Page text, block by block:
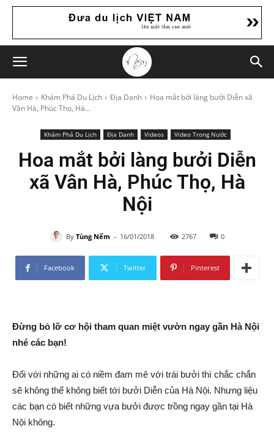
Home Khám Phá Du Lịch Địa Danh
Hoa mắt bởi làng bưởi Diễn xã
Vân Hà, Phúc Thọ, Hà...
Khám Phá Du Lịch Địa Danh Videos Video Trong Nước
Hoa mắt bởi làng bưởi Diễn
xã Vân Hà, Phúc Thọ, Hà
Nội
By Tùng Nếm - 16/01/2018 2767 0
Facebook Twitter Pinterest
Đừng bỏ lỡ cơ hội tham quan miệt vườn ngay gần Hà Nội
nhé các bạn!
Đối với những ai có niềm đam mê với trái bưởi thì chắc chắn
sẽ không thể không biết tới bưởi Diễn của Hà Nội. Nhưng liệu
các bạn có biết những vựa bưởi được trồng ngay gần tại Hà
Nội không.